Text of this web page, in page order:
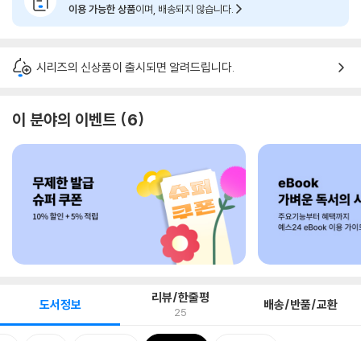
이용 가능한 상품이며, 배송되지 않습니다.
시리즈의 신상품이 출시되면 알려드립니다.
이 분야의 이벤트 6
도서정보 리뷰/한줄평
25 배송/반품/교환